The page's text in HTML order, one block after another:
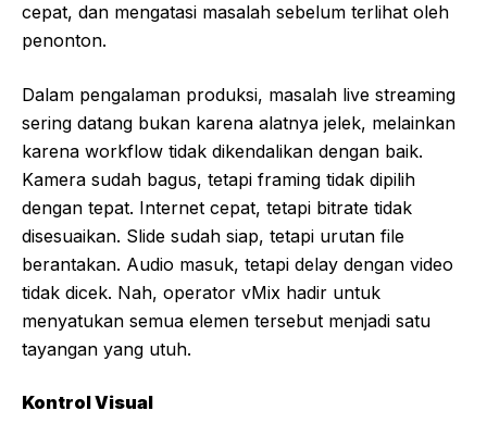
cepat, dan mengatasi masalah sebelum terlihat oleh
penonton.
Dalam pengalaman produksi, masalah live streaming
sering datang bukan karena alatnya jelek, melainkan
karena workflow tidak dikendalikan dengan baik.
Kamera sudah bagus, tetapi framing tidak dipilih
dengan tepat. Internet cepat, tetapi bitrate tidak
disesuaikan. Slide sudah siap, tetapi urutan file
berantakan. Audio masuk, tetapi delay dengan video
tidak dicek. Nah, operator vMix hadir untuk
menyatukan semua elemen tersebut menjadi satu
tayangan yang utuh.
Kontrol Visual